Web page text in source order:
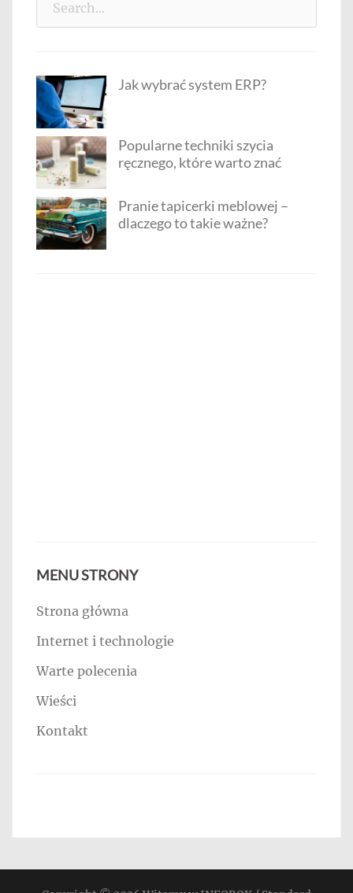
Jak wybrać system ERP?
Popularne techniki szycia
ręcznego, które warto znać
Pranie tapicerki meblowej –
dlaczego to takie ważne?
MENU STRONY
Strona główna
Internet i technologie
Warte polecenia
Wieści
Kontakt